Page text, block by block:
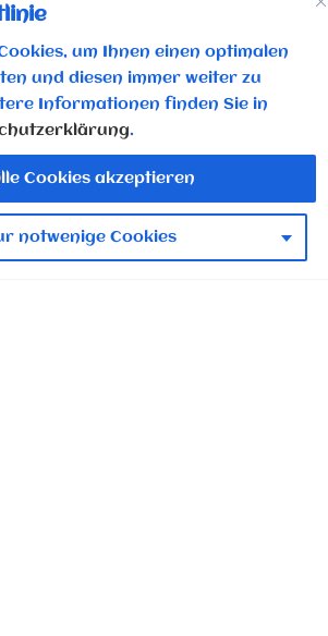
um Ihnen einen optimalen
und diesen immer weiter zu
Informationen finden Sie in
.
notwenige Cookies
Cookies akzeptieren
und Beschwerdewege Schutzkonzept
vom
Gemeinsamen